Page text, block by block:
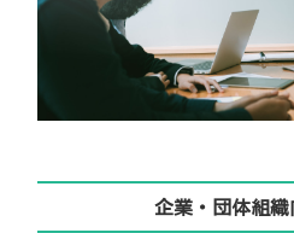
企業・団体組